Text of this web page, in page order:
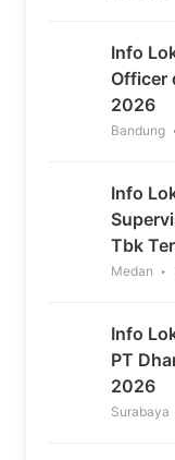
Info
Officer
2026
Bandung
Info
Tbk
Medan
Info
PT
2026
Surabaya